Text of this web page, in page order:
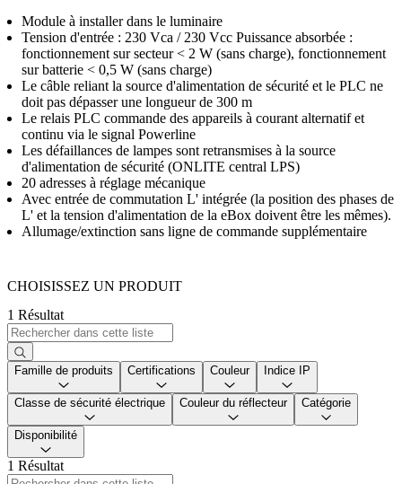
Module à installer dans le luminaire
Tension d'entrée : 230 Vca / 230 Vcc Puissance absorbée :
fonctionnement sur secteur < 2 W (sans charge), fonctionnement
sur batterie < 0,5 W (sans charge)
Le câble reliant la source d'alimentation de sécurité et le PLC ne
doit pas dépasser une longueur de 300 m
Le relais PLC commande des appareils à courant alternatif et
continu via le signal Powerline
Les défaillances de lampes sont retransmises à la source
d'alimentation de sécurité (ONLITE central LPS)
20 adresses à réglage mécanique
Avec entrée de commutation L' intégrée (la position des phases de
L' et la tension d'alimentation de la eBox doivent être les mêmes).
Allumage/extinction sans ligne de commande supplémentaire
CHOISISSEZ UN PRODUIT
1 Résultat
Famille de produits Certifications Couleur Indice IP
Classe de sécurité électrique Couleur du réflecteur Catégorie
Disponibilité
1 Résultat